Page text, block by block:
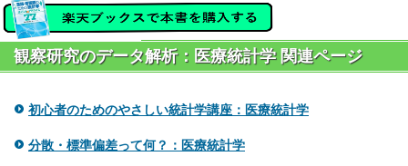
観察研究のデータ解析：医療統計学 関連ページ
初心者のためのやさしい統計学講座：医療統計学
分散・標準偏差って何？：医療統計学